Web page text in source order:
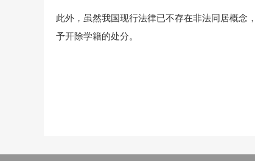
此外，虽然我国现行法律已不存在非法同居概念
予开除学籍的处分。